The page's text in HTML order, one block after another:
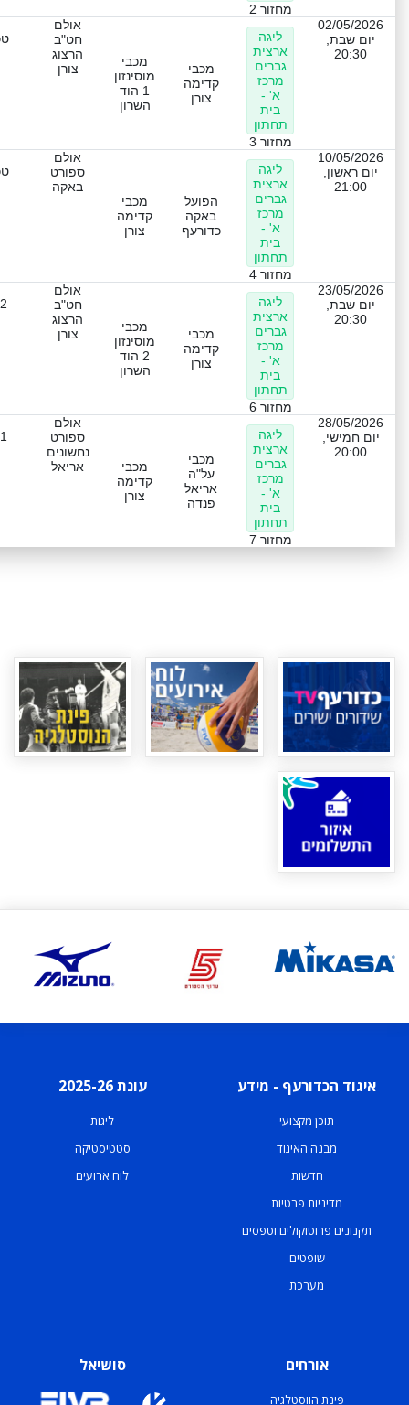
מחזור 2
02/05/2026
יום שבת,
20:30
ליגה
ארצית
גברים
מרכז
א' -
בית
תחתון
מחזור 3
מכבי
קדימה
צורן
מכבי
מוסינזון
1 הוד
השרון
אולם
חט"ב
הרצוג
צורן
10/05/2026
יום ראשון,
21:00
ליגה
ארצית
גברים
מרכז
א' -
בית
תחתון
מחזור 4
הפועל
באקה
כדורעף
מכבי
קדימה
צורן
אולם
ספורט
באקה
23/05/2026
יום שבת,
20:30
ליגה
ארצית
גברים
מרכז
א' -
בית
תחתון
מחזור 6
מכבי
קדימה
צורן
מכבי
מוסינזון
2 הוד
השרון
אולם
חט"ב
הרצוג
צורן
28/05/2026
יום חמישי,
20:00
ליגה
ארצית
גברים
מרכז
א' -
בית
תחתון
מחזור 7
מכבי
על"ה
אריאל
פנדה
מכבי
קדימה
צורן
אולם
ספורט
נחשונים
אריאל
איגוד הכדורעף - מידע
תוכן מקצועי
מבנה האיגוד
חדשות
מדיניות פרטיות
תקנונים פרוטוקולים וטפסים
שופטים
מערכת
עונת 2025-26
ליגות
סטטיסטיקה
לוח ארועים
אורחים
פינת הווסטלגיה
סושיאל